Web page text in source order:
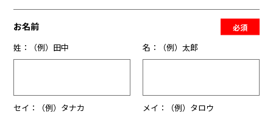
お名前 必須
姓：（例）田中 名：（例）太郎
セイ：（例）タナカ メイ：（例）タロウ